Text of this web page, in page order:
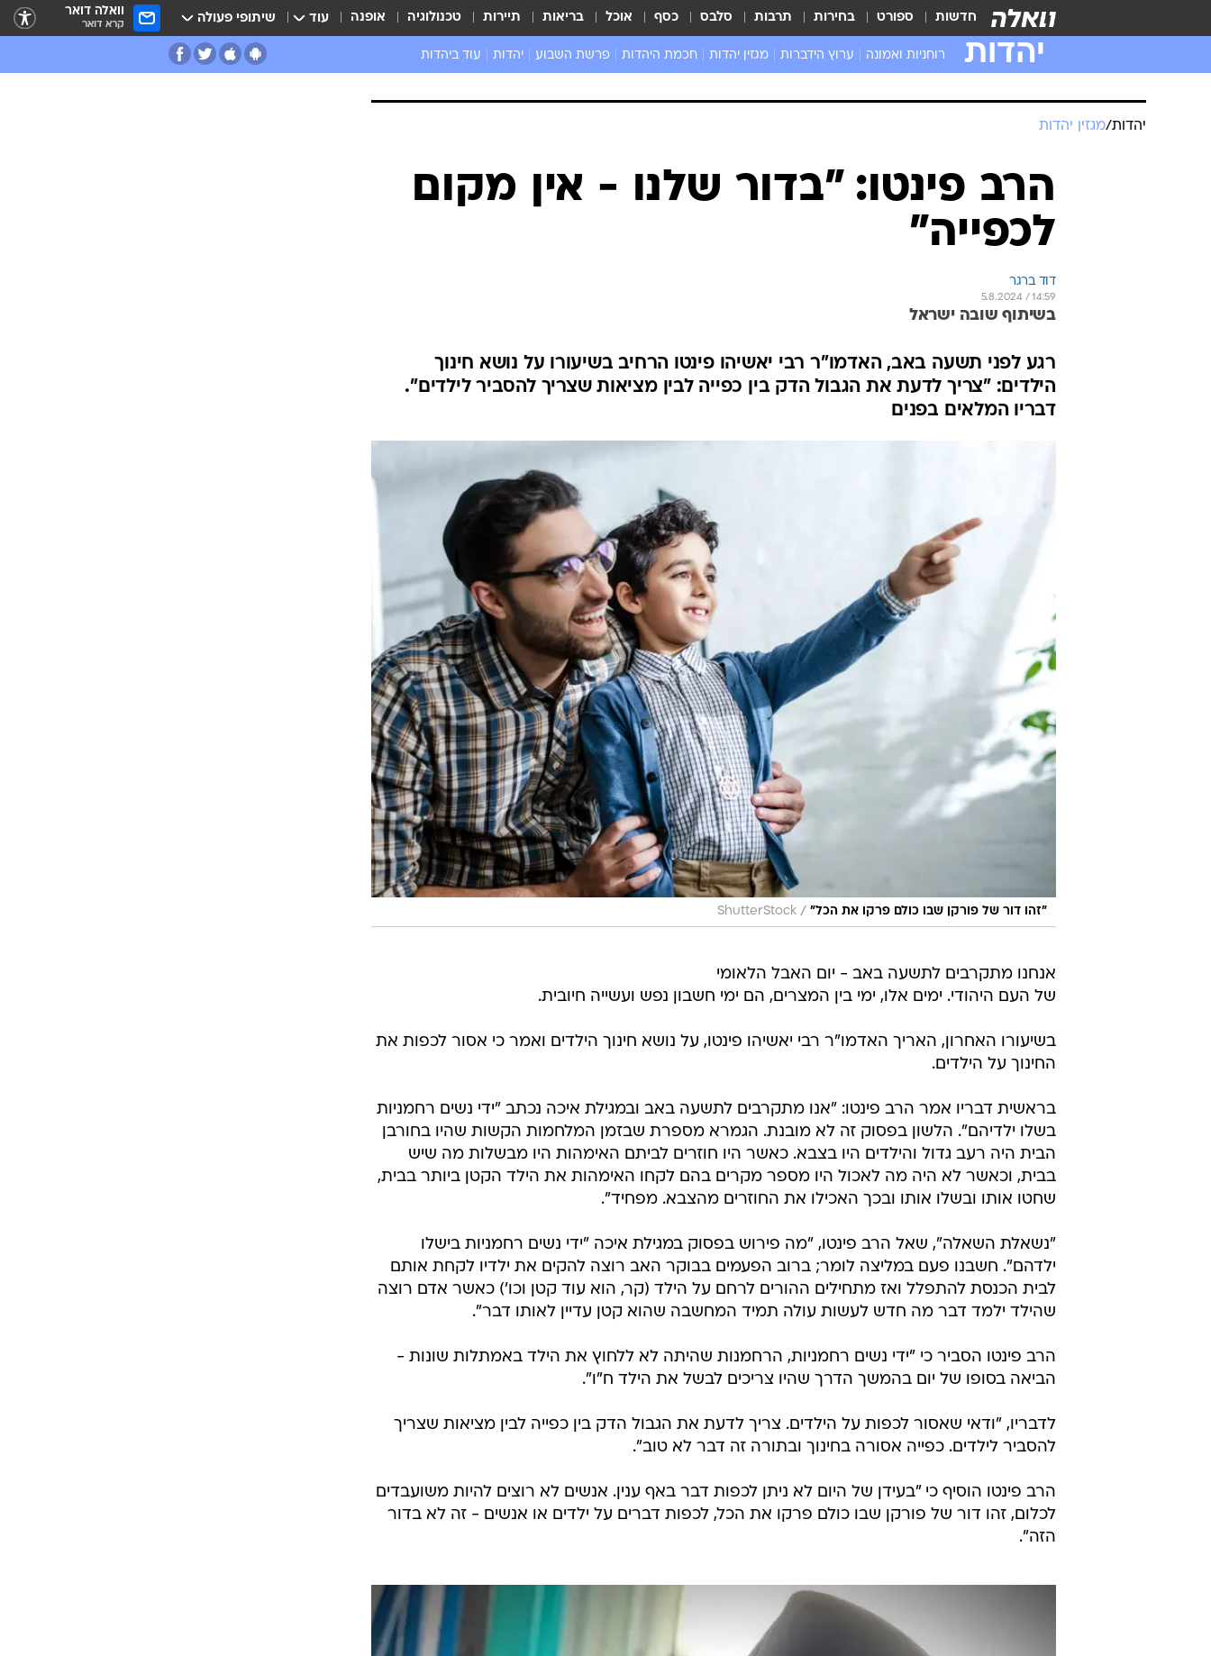
חדשות ספורט בחירות תרבות סלבס כסף אוכל בריאות תיירות טכנולוגיה אופנה עוד שיתופי פעולה וואלה דואר
קרא דואר
יהדות רוחניות ואמונה ערוץ הידברות מגזין יהדות חכמת היהדות פרשת השבוע יהדות עוד ביהדות
יהדות/מגזין יהדות
הרב פינטו: "בדור שלנו - אין מקום
לכפייה"
דוד ברגר
5.8.2024 / 14:59
בשיתוף שובה ישראל
רגע לפני תשעה באב, האדמו"ר רבי יאשיהו פינטו הרחיב בשיעורו על נושא חינוך
הילדים: "צריך לדעת את הגבול הדק בין כפייה לבין מציאות שצריך להסביר לילדים".
דבריו המלאים בפנים
"זהו דור של פורקן שבו כולם פרקו את הכל" /
ShutterStock
אנחנו מתקרבים לתשעה באב - יום האבל הלאומי
של העם היהודי. ימים אלו, ימי בין המצרים, הם ימי חשבון נפש ועשייה חיובית.
בשיעורו האחרון, האריך האדמו"ר רבי יאשיהו פינטו, על נושא חינוך הילדים ואמר כי אסור לכפות את
החינוך על הילדים.
בראשית דבריו אמר הרב פינטו: "אנו מתקרבים לתשעה באב ובמגילת איכה נכתב "ידי נשים רחמניות
בשלו ילדיהם". הלשון בפסוק זה לא מובנת. הגמרא מספרת שבזמן המלחמות הקשות שהיו בחורבן
הבית היה רעב גדול והילדים היו בצבא. כאשר היו חוזרים לביתם האימהות היו מבשלות מה שיש
בבית, וכאשר לא היה מה לאכול היו מספר מקרים בהם לקחו האימהות את הילד הקטן ביותר בבית,
שחטו אותו ובשלו אותו ובכך האכילו את החוזרים מהצבא. מפחיד".
"נשאלת השאלה", שאל הרב פינטו, "מה פירוש בפסוק במגילת איכה "ידי נשים רחמניות בישלו
ילדהם". חשבנו פעם במליצה לומר; ברוב הפעמים בבוקר האב רוצה להקים את ילדיו לקחת אותם
לבית הכנסת להתפלל ואז מתחילים ההורים לרחם על הילד (קר, הוא עוד קטן וכו') כאשר אדם רוצה
שהילד ילמד דבר מה חדש לעשות עולה תמיד המחשבה שהוא קטן עדיין לאותו דבר".
הרב פינטו הסביר כי "ידי נשים רחמניות, הרחמנות שהיתה לא ללחוץ את הילד באמתלות שונות -
הביאה בסופו של יום בהמשך הדרך שהיו צריכים לבשל את הילד ח"ו".
לדבריו, "ודאי שאסור לכפות על הילדים. צריך לדעת את הגבול הדק בין כפייה לבין מציאות שצריך
להסביר לילדים. כפייה אסורה בחינוך ובתורה זה דבר לא טוב".
הרב פינטו הוסיף כי "בעידן של היום לא ניתן לכפות דבר באף ענין. אנשים לא רוצים להיות משועבדים
לכלום, זהו דור של פורקן שבו כולם פרקו את הכל, לכפות דברים על ילדים או אנשים - זה לא בדור
הזה".